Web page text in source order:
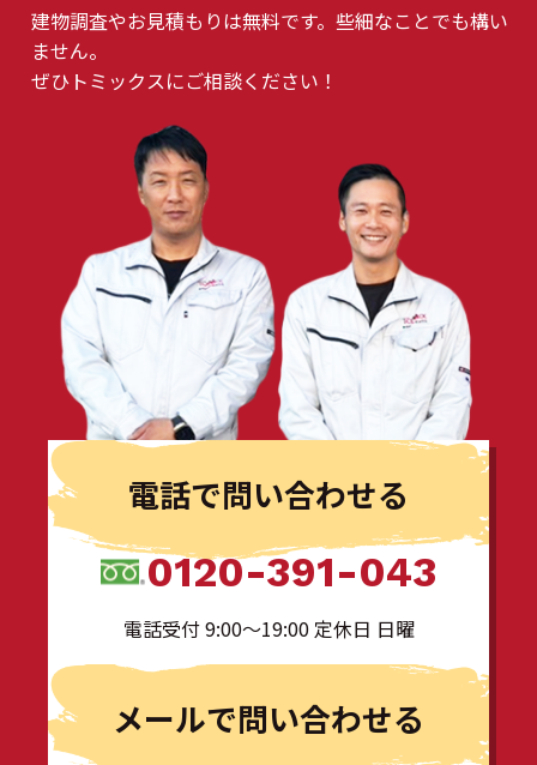
建物調査やお見積もりは無料です。些細なことでも構い
ません。
ぜひトミックスにご相談ください！
電話で問い合わせる
0120-391-043
電話受付 9:00〜19:00 定休日 日曜
メールで問い合わせる